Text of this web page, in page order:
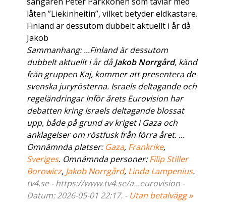
låten ”Liekinheitin”, vilket betyder eldkastare.
Finland är dessutom dubbelt aktuellt i år då
Jakob
Sammanhang: ...Finland är dessutom
dubbelt aktuellt i år dåJakob Norrgård, känd
från gruppen Kaj, kommer att presentera de
svenska juryrösterna. Israels deltagande och
regeländringar Inför årets Eurovision har
debatten kring Israels deltagande blossat
upp, både på grund av kriget i Gaza och
anklagelser om röstfusk från förra året. ...
Omnämnda platser: Gaza, Frankrike,
Sveriges. Omnämnda personer:Filip Stiller
Borowicz, Jakob Norrgård, Linda Lampenius.
tv4.se - https://www.tv4.se/a...eurovision -
Datum: 2026-05-01 22:17. - Utan betalvägg »